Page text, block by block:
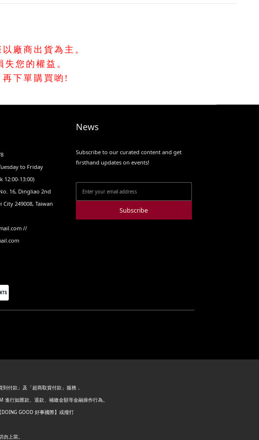
廠商出貨為主。
您的權益。
下單購買喲!
to Friday
12:00-13:00)
16, Dingliao 2nd
City 249008, Taiwan
//
News
Subscribe to our curated content and get
firsthand updates on events!
Subscribe
付款」及「超商取貨付款」服務，
進行如匯款、退款、補繳金額等金融操作行為。
GOOD 好事國際】或撥打
上當。